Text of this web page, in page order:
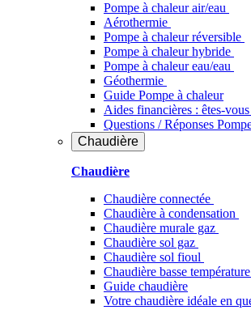
Pompe à chaleur air/eau
Aérothermie
Pompe à chaleur réversible
Pompe à chaleur hybride
Pompe à chaleur​ eau/eau
Géothermie
Guide Pompe à chaleur
Aides financières : êtes-
Questions / Réponses
Chaudière
Chaudière
Chaudière connectée
Chaudière à condensation
Chaudière murale gaz
Chaudière sol gaz
Chaudière sol fioul
Chaudière basse température
Guide chaudière
Votre chaudière idéale en